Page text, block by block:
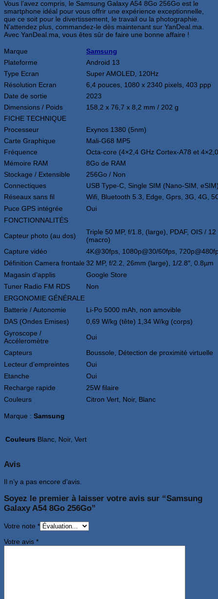
Vous l’avez compris, le Samsung Galaxy A54 8Go 256Go est le
smartphone idéal pour vous offrir une expérience exceptionnelle,
que ce soit pour le divertissement, le travail ou la photographie.
N’attendez plus, commandez-le dès maintenant sur YanDeal.ma.
Avec YanDeal.ma, vous êtes sûr de faire une bonne affaire !
Marque
Samsung
Plateforme
Android 13
Type Ecran
Super AMOLED, 120Hz
Résolution Ecran
6,4 pouces, 1080 x 2340 pixels, 403 ppp
Date de sortie
2023
Dimensions / Poids
158,2 x 76,7 x 8,2 mm / 202 g
FICHE TECHNIQUE
Processeur
Exynos 1380 (5nm)
Carte Graphique
Mali-G68 MP5
Fréquence
Octa-core (4×2,4 GHz Cortex-A78 et
Mémoire RAM
8Go de RAM
Stockage / Extensible
256Go / Non
Connectiques
USB Type-C, Single SIM (Nano-SIM,
Réseaux sans fil
Wifi, Bluetooth 5.3, Edge, Gprs, 3G, 4G,
Puce GPS intégrée
Oui
FONCTIONNALITÉS
Capteur photo (au dos)
Triple 50 MP, f/1.8, (large), PDAF, OIS /
(macro)
Capture vidéo
4K@30fps, 1080p@30/60fps,
Définition Camera frontale 32 MP, f/2.2, 26mm (large), 1/2.8″, 0.8µm
Magasin d’applis
Google Store
Tuner Radio FM RDS
Non
ERGONOMIE GÉNÉRALE
Batterie / Autonomie
Li-Po 5000 mAh, non amovible
DAS (Ondes Emises)
0,69 W/kg (tête) 1,34 W/kg (corps)
Gyroscope /
Accéleromètre
Oui
Capteurs
Boussole, Détection de proximité virtuelle
Lecteur d’empreintes
Oui
Etanche
Oui
Recharge rapide
25W filaire
Couleurs
Citron Vert, Noir, Blanc
Marque : Samsung
Couleurs Blanc, Noir, Vert
Avis
Il n’y a pas encore d’avis.
Soyez le premier à laisser votre avis sur “Samsung
Galaxy A54 8Go 256Go”
Votre note *
Votre avis *